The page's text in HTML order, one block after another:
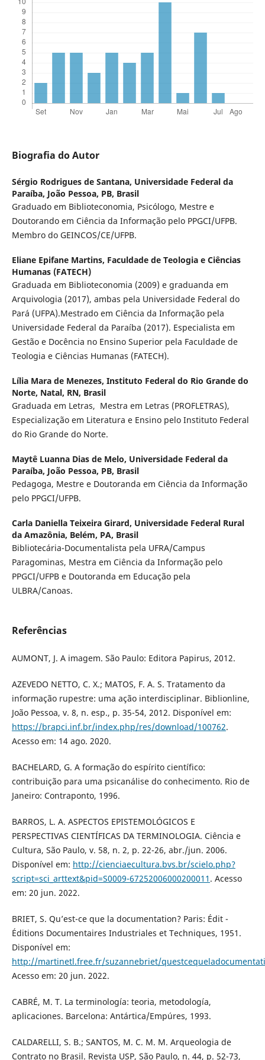
Biografia do Autor
Sérgio Rodrigues de Santana, Universidade Federal da
Paraíba, João Pessoa, PB, Brasil
Graduado em Biblioteconomia, Psicólogo, Mestre e
Doutorando em Ciência da Informação pelo PPGCI/UFPB.
Membro do GEINCOS/CE/UFPB.
Eliane Epifane Martins, Faculdade de Teologia e Ciências
Humanas (FATECH)
Graduada em Biblioteconomia (2009) e graduanda em
Arquivologia (2017), ambas pela Universidade Federal do
Pará (UFPA).Mestrado em Ciência da Informação pela
Universidade Federal da Paraíba (2017). Especialista em
Gestão e Docência no Ensino Superior pela Faculdade de
Teologia e Ciências Humanas (FATECH).
Lília Mara de Menezes, Instituto Federal do Rio Grande do
Norte, Natal, RN, Brasil
Graduada em Letras, Mestra em Letras (PROFLETRAS),
Especialização em Literatura e Ensino pelo Instituto Federal
do Rio Grande do Norte.
Maytê Luanna Dias de Melo, Universidade Federal da
Paraíba, João Pessoa, PB, Brasil
Pedagoga, Mestre e Doutoranda em Ciência da Informação
pelo PPGCI/UFPB.
Carla Daniella Teixeira Girard, Universidade Federal Rural
da Amazônia, Belém, PA, Brasil
Bibliotecária-Documentalista pela UFRA/Campus
Paragominas, Mestra em Ciência da Informação pelo
PPGCI/UFPB e Doutoranda em Educação pela
ULBRA/Canoas.
Referências
AUMONT, J. A imagem. São Paulo: Editora Papirus, 2012.
AZEVEDO NETTO, C. X.; MATOS, F. A. S. Tratamento da
informação rupestre: uma ação interdisciplinar. Biblionline,
João Pessoa, v. 8, n. esp., p. 35-54, 2012. Disponível em:
https://brapci.inf.br/index.php/res/download/100762.
Acesso em: 14 ago. 2020.
BACHELARD, G. A formação do espírito científico:
contribuição para uma psicanálise do conhecimento. Rio de
Janeiro: Contraponto, 1996.
BARROS, L. A. ASPECTOS EPISTEMOLÓGICOS E
PERSPECTIVAS CIENTÍFICAS DA TERMINOLOGIA. Ciência e
Cultura, São Paulo, v. 58, n. 2, p. 22-26, abr./jun. 2006.
Disponível em: http://cienciaecultura.bvs.br/scielo.php?
script=sci_arttext&pid=S0009-67252006000200011 . Acesso
em: 20 jun. 2022.
BRIET, S. Qu’est-ce que la documentation? Paris: Édit -
Éditions Documentaires Industriales et Techniques, 1951.
Disponível em:
http://martinetl.free.fr/suzannebriet/
Acesso em: 20 jun. 2022.
CABRÉ, M. T. La terminología: teoria, metodología,
aplicaciones. Barcelona: Antártica/Empúres, 1993.
CALDARELLI, S. B.; SANTOS, M. C. M. M. Arqueologia de
Contrato no Brasil. Revista USP, São Paulo, n. 44, p. 52-73,